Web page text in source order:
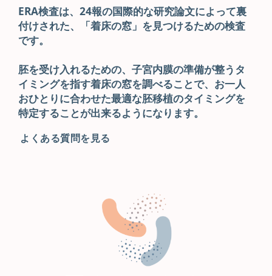
ERA検査は、24報の国際的な研究論文によって裏
付けされた、「着床の窓」を見つけるための検査
です。
胚を受け入れるための、子宮内膜の準備が整うタ
イミングを指す着床の窓を調べることで、お一人
おひとりに合わせた最適な胚移植のタイミングを
特定することが出来るようになります。
よくある質問を見る